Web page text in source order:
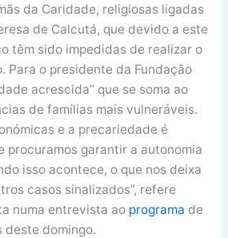
da Caridade, religiosas ligadas
de Calcutá, que devido a este
têm sido impedidas de realizar o
Para o presidente da Fundação
acrescida” que se soma ao
de famílias mais vulneráveis.
e a precariedade é
procuramos garantir a autonomia
isso acontece, o que nos deixa
casos sinalizados”, refere
numa entrevista ao programa de
deste domingo.